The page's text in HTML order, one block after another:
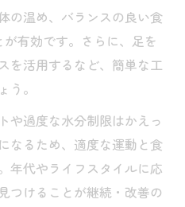
の温め、バランスの良い食
有効です。さらに、足を
を活用するなど、簡単な工
う。
や過度な水分制限はかえっ
なるため、適度な運動と食
年代やライフスタイルに応
つけることが継続・改善の